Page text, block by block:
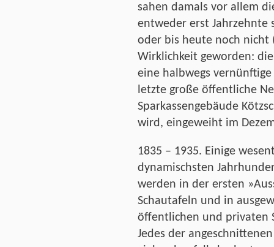
sahen damals vor allem
entweder erst Jahrzehnte
oder bis heute noch nicht
Wirklichkeit geworden:
eine halbwegs
letzte große öffentliche
Sparkassengebäude
wird, eingeweiht im
1835 – 1935. Einige
dynamischsten
werden in der ersten
Schautafeln und in
öffentlichen und privaten
Jedes der